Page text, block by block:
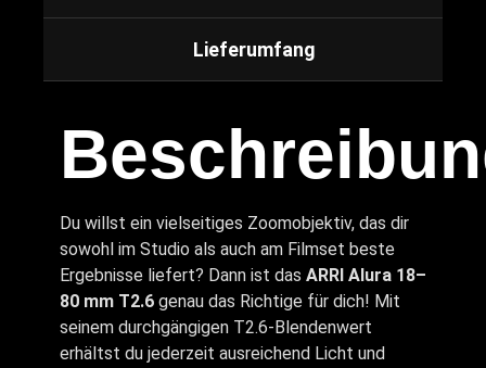
Lieferumfang
Du willst ein vielseitiges Zoomobjektiv, das dir
sowohl im Studio als auch am Filmset beste
Ergebnisse liefert? Dann ist das ARRI Alura 18–
80 mm T2.6 genau das Richtige für dich! Mit
seinem durchgängigen T2.6-Blendenwert
erhältst du jederzeit ausreichend Licht und